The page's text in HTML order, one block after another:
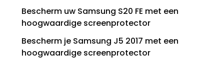
Bescherm uw Samsung S20 FE met een
hoogwaardige screenprotector
Bescherm je Samsung J5 2017 met een
hoogwaardige screenprotector